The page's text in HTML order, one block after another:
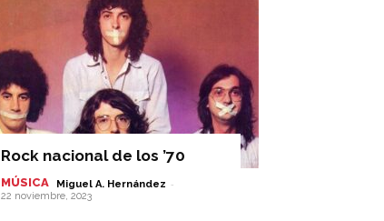
Rock nacional de los ’70
MÚSICA Miguel A. Hernández -
22 noviembre, 2023